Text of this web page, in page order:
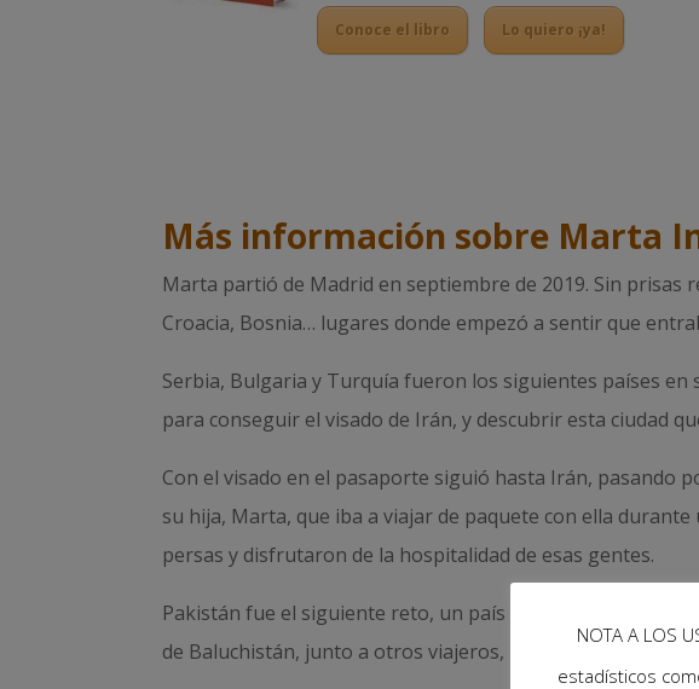
Conoce el libro Lo quiero ¡ya!
Más información sobre Marta
Marta partió de Madrid en septiembre de 2019. Sin prisas
Croacia, Bosnia… lugares donde empezó a sentir que
Serbia, Bulgaria y Turquía fueron los siguientes países
para conseguir el visado de Irán, y descubrir esta ciudad
Con el visado en el pasaporte siguió hasta Irán, pasando
su hija, Marta, que iba a viajar de paquete con ella
persas y disfrutaron de la hospitalidad de esas gentes.
Pakistán fue el siguiente reto, un país en el que tuvo que
de Baluchistán, junto a otros viajeros, para protegerla de
NOTA A LOS
estadísticos